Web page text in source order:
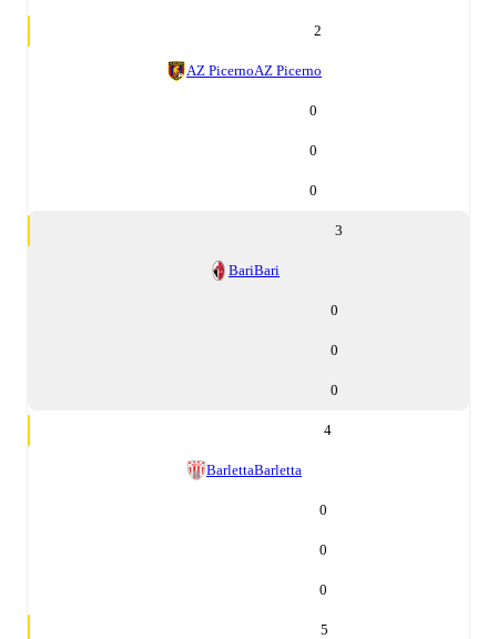
2
AZ PicernoAZ Picerno
0
0
0
3
BariBari
0
0
0
4
BarlettaBarletta
0
0
0
5